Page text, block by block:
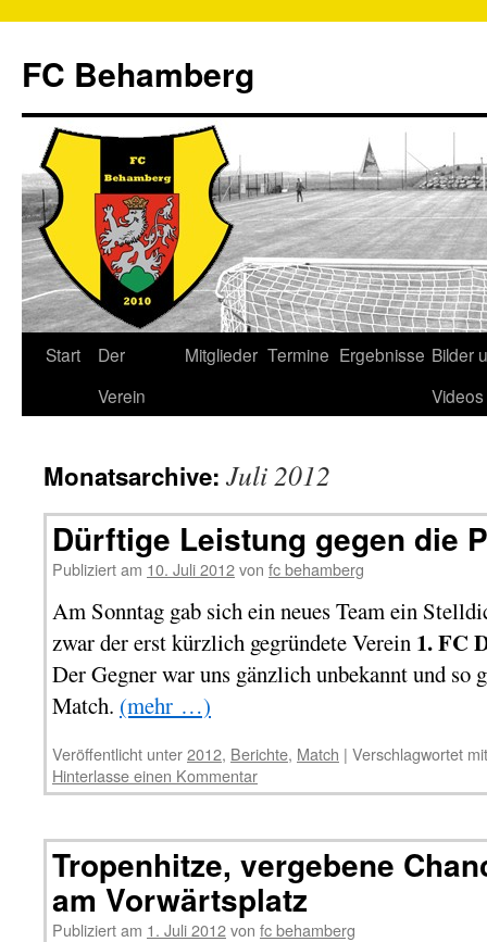
FC Behamberg
Start
Der
Verein
Mitglieder Termine Ergebnisse Bilder
Videos
Monatsarchive: Juli 2012
Dürftige Leistung gegen die
Publiziert am 10. Juli 2012von fc behamberg
Am Sonntag gab sich ein neues Team ein
zwar der erst kürzlich gegründete Verein 1. FC
Der Gegner war uns gänzlich unbekannt und so
Match. (mehr …)
Veröffentlicht unter2012, Berichte, Match | Verschlagwortet mit
Hinterlasse einen Kommentar
Tropenhitze, vergebene
am Vorwärtsplatz
Publiziert am 1. Juli 2012von fc behamberg